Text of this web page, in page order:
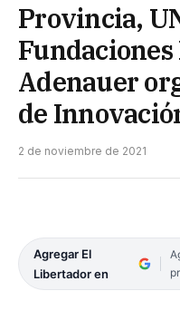
Provincia,
Adenauer
de
2 de noviembre de 2021
Agregar El
Libertador en